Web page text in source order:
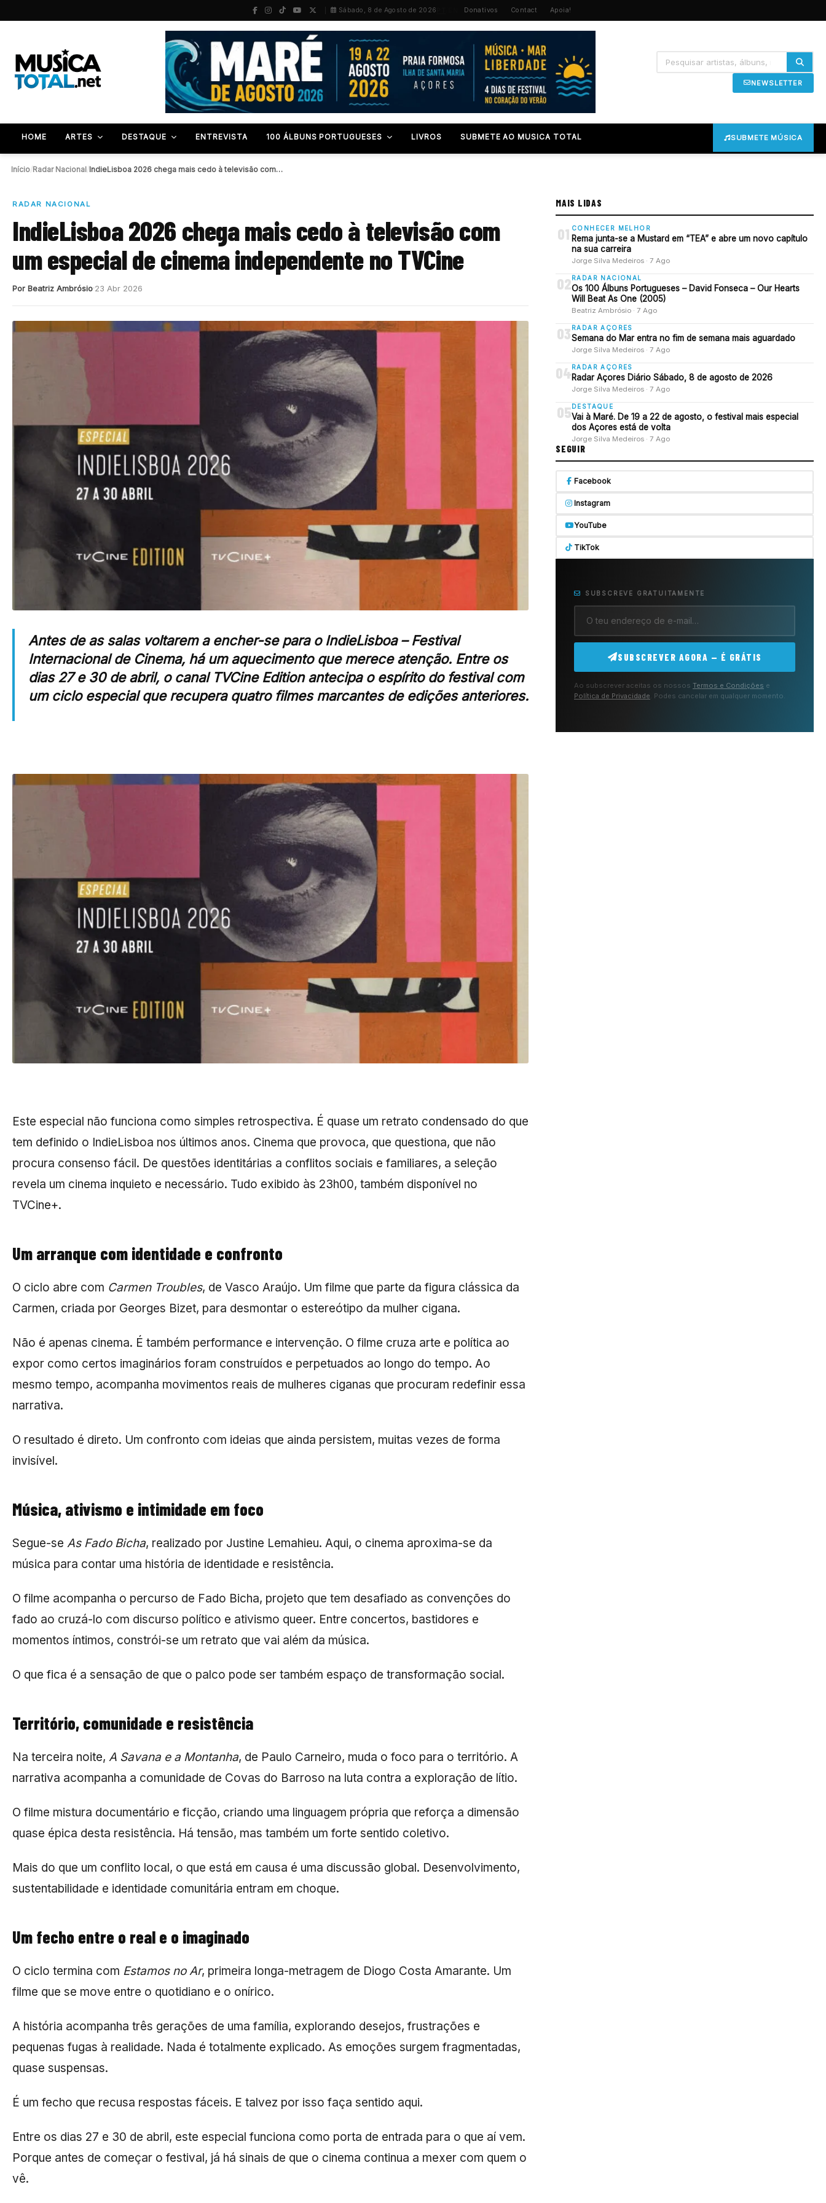
Sábado, 8 de Agosto de 2026 Donativos Contact Apoia!
NEWSLETTER
HOME ARTES DESTAQUE ENTREVISTA 100 ÁLBUNS PORTUGUESES LIVROS SUBMETE AO MUSICA TOTAL SUBMETE MÚSICA
Início Radar Nacional IndieLisboa 2026 chega mais cedo à televisão com…
RADAR NACIONAL
IndieLisboa 2026 chega mais cedo à televisão com
um especial de cinema independente no TVCine
Por Beatriz Ambrósio 23 Abr 2026
Antes de as salas voltarem a encher-se para o IndieLisboa – Festival
Internacional de Cinema, há um aquecimento que merece atenção. Entre os
dias 27 e 30 de abril, o canal TVCine Editionantecipa o espírito do festival com
um ciclo especial que recupera quatro filmes marcantes de edições anteriores.
Este especial não funciona como simples retrospectiva. É quase um retrato condensado do que
tem definido o IndieLisboa nos últimos anos. Cinema que provoca, que questiona, que não
procura consenso fácil. De questões identitárias a conflitos sociais e familiares, a seleção
revela um cinema inquieto e necessário. Tudo exibido às 23h00, também disponível no
TVCine+.
Um arranque com identidade e confronto
O ciclo abre com Carmen Troubles, de Vasco Araújo. Um filme que parte da figura clássica da
Carmen, criada por Georges Bizet, para desmontar o estereótipo da mulher cigana.
Não é apenas cinema. É também performance e intervenção. O filme cruza arte e política ao
expor como certos imaginários foram construídos e perpetuados ao longo do tempo. Ao
mesmo tempo, acompanha movimentos reais de mulheres ciganas que procuram redefinir essa
narrativa.
O resultado é direto. Um confronto com ideias que ainda persistem, muitas vezes de forma
invisível.
Música, ativismo e intimidade em foco
Segue-se As Fado Bicha, realizado por Justine Lemahieu. Aqui, o cinema aproxima-se da
música para contar uma história de identidade e resistência.
O filme acompanha o percurso de Fado Bicha, projeto que tem desafiado as convenções do
fado ao cruzá-lo com discurso político e ativismo queer. Entre concertos, bastidores e
momentos íntimos, constrói-se um retrato que vai além da música.
O que fica é a sensação de que o palco pode ser também espaço de transformação social.
Território, comunidade e resistência
Na terceira noite, A Savana e a Montanha, de Paulo Carneiro, muda o foco para o território. A
narrativa acompanha a comunidade de Covas do Barroso na luta contra a exploração de lítio.
O filme mistura documentário e ficção, criando uma linguagem própria que reforça a dimensão
quase épica desta resistência. Há tensão, mas também um forte sentido coletivo.
Mais do que um conflito local, o que está em causa é uma discussão global. Desenvolvimento,
sustentabilidade e identidade comunitária entram em choque.
Um fecho entre o real e o imaginado
O ciclo termina com Estamos no Ar, primeira longa-metragem de Diogo Costa Amarante. Um
filme que se move entre o quotidiano e o onírico.
A história acompanha três gerações de uma família, explorando desejos, frustrações e
pequenas fugas à realidade. Nada é totalmente explicado. As emoções surgem fragmentadas,
quase suspensas.
É um fecho que recusa respostas fáceis. E talvez por isso faça sentido aqui.
Entre os dias 27 e 30 de abril, este especial funciona como porta de entrada para o que aí vem.
Porque antes de começar o festival, já há sinais de que o cinema continua a mexer com quem o
vê.
MAIS LIDAS
01 CONHECER MELHOR
Rema junta-se a Mustard em “TEA” e abre um novo capítulo
na sua carreira
Jorge Silva Medeiros · 7 Ago
02 RADAR NACIONAL
Os 100 Álbuns Portugueses – David Fonseca – Our Hearts
Will Beat As One (2005)
Beatriz Ambrósio · 7 Ago
03 RADAR AÇORES
Semana do Mar entra no fim de semana mais aguardado
Jorge Silva Medeiros · 7 Ago
04RADAR AÇORES
Radar Açores Diário Sábado, 8 de agosto de 2026
Jorge Silva Medeiros · 7 Ago
05 DESTAQUE
Vai à Maré. De 19 a 22 de agosto, o festival mais especial
dos Açores está de volta
Jorge Silva Medeiros · 7 Ago
SEGUIR
Facebook
Instagram
YouTube
TikTok
SUBSCREVE GRATUITAMENTE
SUBSCREVER AGORA — É GRÁTIS
Ao subscrever aceitas os nossos Termos e Condições e
Política de Privacidade . Podes cancelar em qualquer momento.